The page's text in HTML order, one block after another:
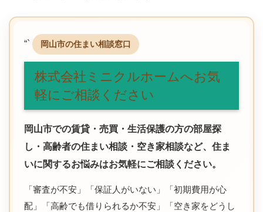
“` 岡山市の住まい相談窓口
株式会社ミニクルホームへお気
軽にご相談ください
岡山市での賃貸・売買・生活保護の方の部屋探
し・高齢者の住まい相談・空き家相談など、住ま
いに関するお悩みはお気軽にご相談ください。
「審査が不安」「保証人がいない」「初期費用が心
配」「高齢でも借りられるか不安」「空き家をどうし